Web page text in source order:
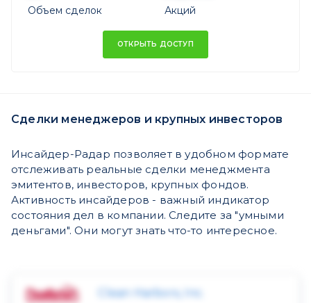
Объем сделок Акций
ОТКРЫТЬ ДОСТУП
Сделки менеджеров и крупных инвесторов
Инсайдер-Радар позволяет в удобном формате
отслеживать реальные сделки менеджмента
эмитентов, инвесторов, крупных фондов.
Активность инсайдеров - важный индикатор
состояния дел в компании. Следите за "умными
деньгами". Они могут знать что-то интересное.
Clean Harbors, Inc.